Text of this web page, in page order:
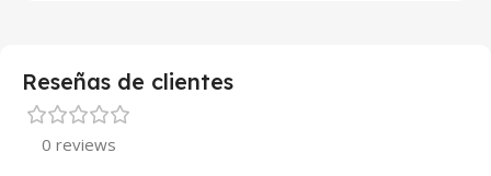
Reseñas de clientes
0 reviews